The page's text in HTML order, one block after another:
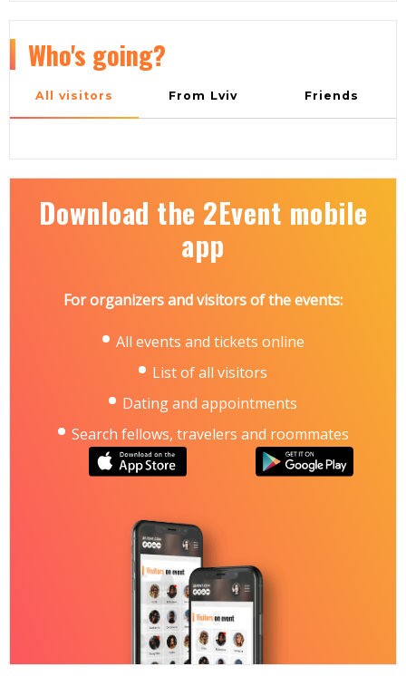
Броварський проспект, 15, станція метро
«Лівобережна»
тел.: +38 066 490-07-57
Who's going?
All visitors From Lviv Friends
Download the 2Event mobile
app
For organizers and visitors of the events:
All events and tickets online
List of all visitors
Dating and appointments
Search fellows, travelers and roommates